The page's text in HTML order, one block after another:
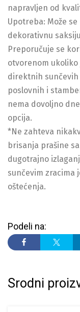
napravljen od
Upotreba: Može
dekorativnu
Preporučuje se
otvorenom
direktnih sunčevih
poslovnih i
nema dovoljno
opcija.
*Ne zahteva
brisanja prašine
dugotrajno
sunčevim zracima
oštećenja.
Podeli na:
Srodni